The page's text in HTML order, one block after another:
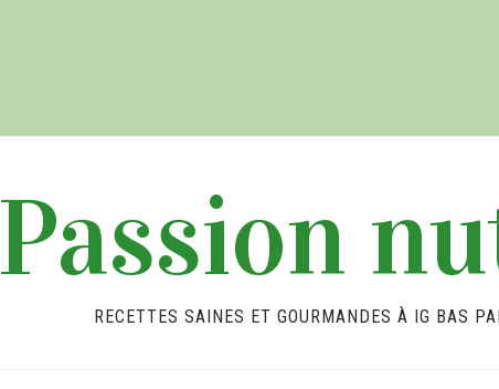
Passion
RECETTES SAINES ET GOURMANDES À IG BAS